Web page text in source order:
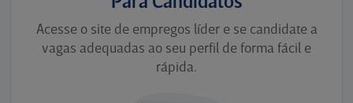
Acesse o site de empregos líder e se candidate a
vagas adequadas ao seu perfil de forma fácil e
rápida.